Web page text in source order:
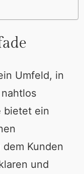
Umfeld, in
bietet ein
Kunden
und